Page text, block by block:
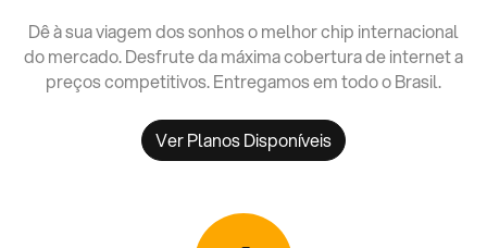
Dê à sua viagem dos sonhos o melhor chip internacional
do mercado. Desfrute da máxima cobertura de internet a
preços competitivos. Entregamos em todo o Brasil.
Ver Planos Disponíveis